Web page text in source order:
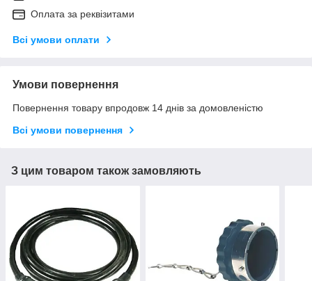
Оплата за реквізитами
Всі умови оплати
Умови повернення
Повернення товару впродовж 14 днів за домовленістю
Всі умови повернення
З цим товаром також замовляють